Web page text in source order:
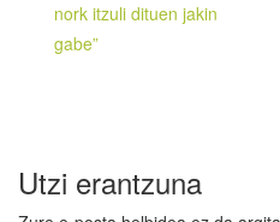
nork itzuli dituen jakin
gabe”
Utzi erantzuna